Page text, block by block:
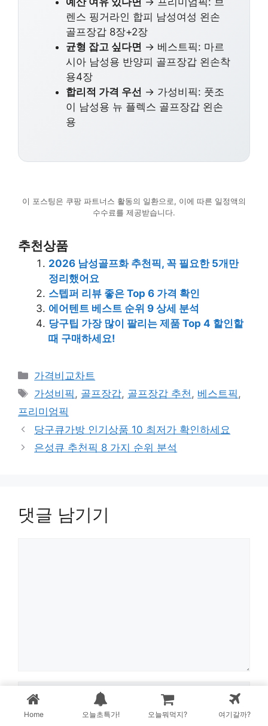
렌스 핑거라인 합피 남성여성 왼손
골프장갑 8장+2장
균형 잡고 싶다면 → 베스트픽: 마르
시아 남성용 반양피 골프장갑 왼손착
용4장
합리적 가격 우선 → 가성비픽: 풋조
이 남성용 뉴 플렉스 골프장갑 왼손
용
이 포스팅은 쿠팡 파트너스 활동의 일환으로, 이에 따른 일정액의
수수료를 제공받습니다.
추천상품
2026 남성골프화 추천픽, 꼭 필요한 5개만
정리했어요
스텝퍼 리뷰 좋은 Top 6 가격 확인
에어텐트 베스트 순위 9 상세 분석
당구팁 가장 많이 팔리는 제품 Top 4 할인할
때 구매하세요!
카
테
리
가격비교차트
태
그
가성비픽, 골프장갑, 골프장갑 추천, 베스트픽,
프리미엄픽
당구큐가방 인기상품 10 최저가 확인하세요
은성큐 추천픽 8 가지 순위 분석
댓글 남기기
이
름
Home 오늘초특가! 오늘뭐먹지? 여기갈까?